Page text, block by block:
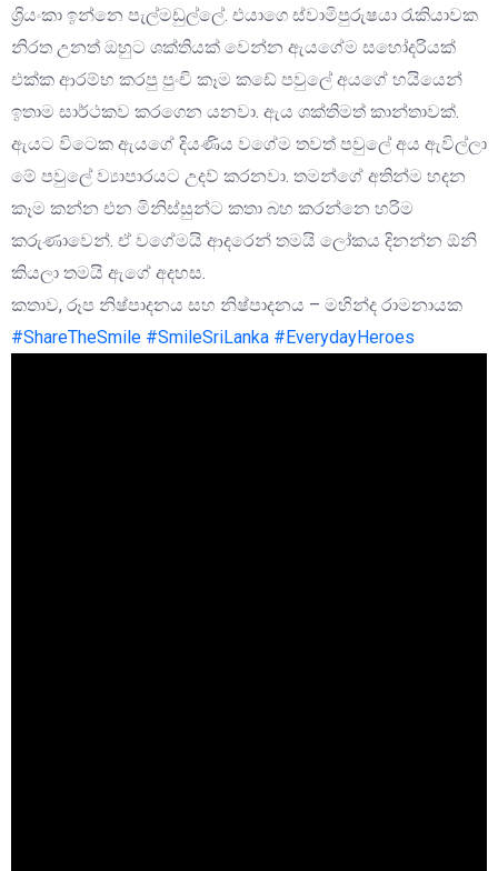
ශ්‍රියංකා ඉන්නෙ පැල්මඩුල්ලේ. එයාගෙ ස්වාමිපුරුෂයා රැකියාවක
නිරත උනත් ඔහුට ශක්තියක් වෙන්න ඇයගේම සහෝදරියක්
එක්ක ආරම්භ කරපු පුංචි කෑම කඩේ පවුලේ අයගේ හයියෙන්
ඉතාම සාර්ථකව කරගෙන යනවා. ඇය ශක්තිමත් කාන්තාවක්.
ඇයට විටෙක ඇයගේ දියණිය වගේම තවත් පවුලේ අය ඇවිල්ලා
මේ පවුලේ ව්‍යාපාරයට උදව් කරනවා. තමන්ගේ අතින්ම හදන
කෑම කන්න එන මිනිස්සුන්ට කතා බහ කරන්නෙ හරිම
කරුණාවෙන්. ඒ වගේමයි ආදරෙන් තමයි ලෝකය දිනන්න ඕනි
කියලා තමයි ඇගේ අදහස.
කතාව, රූප නිෂ්පාදනය සහ නිෂ්පාදනය – මහින්ද රාමනායක
#ShareTheSmile #SmileSriLanka #EverydayHeroes